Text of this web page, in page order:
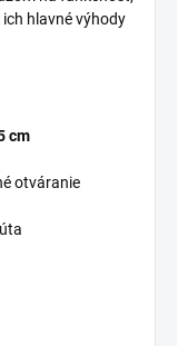
hlavné výhody
cm
otváranie